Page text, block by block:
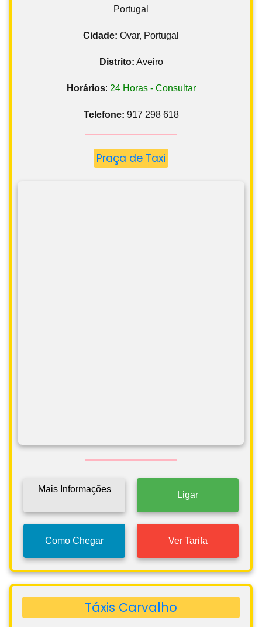
Portugal
Cidade: Ovar, Portugal
Distrito: Aveiro
Horários: 24 Horas - Consultar
Telefone: 917 298 618
Praça de Taxi
Mais Informações
Ligar
Como Chegar Ver Tarifa
Táxis Carvalho